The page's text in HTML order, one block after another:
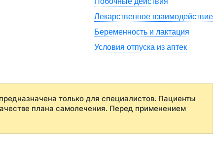
Лекарственное взаимодействие
Беременность и лактация
Условия отпуска из аптек
только для специалистов. Пациенты
плана самолечения. Перед применением